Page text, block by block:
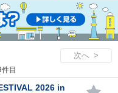
次へ >
目
2026 in